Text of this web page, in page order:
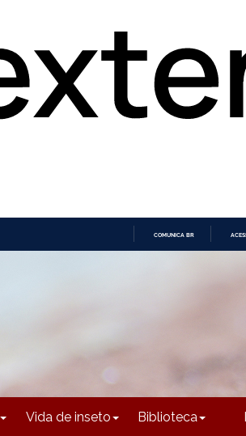
COMUNICA BR
Vida de inseto Biblioteca